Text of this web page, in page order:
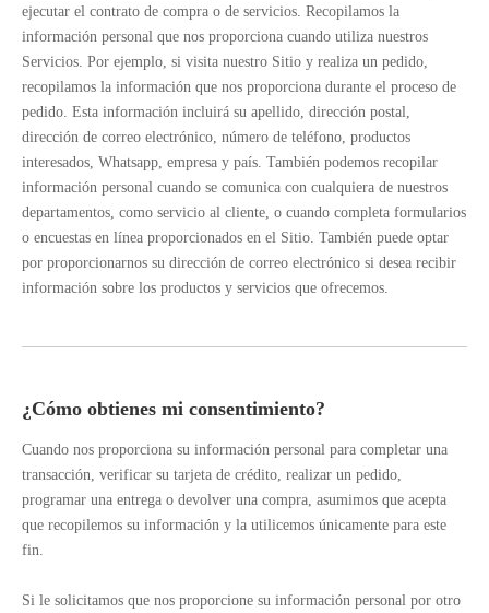
ejecutar el contrato de compra o de servicios. Recopilamos la
información personal que nos proporciona cuando utiliza nuestros
Servicios. Por ejemplo, si visita nuestro Sitio y realiza un pedido,
recopilamos la información que nos proporciona durante el proceso de
pedido. Esta información incluirá su apellido, dirección postal,
dirección de correo electrónico, número de teléfono, productos
interesados, Whatsapp, empresa y país. También podemos recopilar
información personal cuando se comunica con cualquiera de nuestros
departamentos, como servicio al cliente, o cuando completa formularios
o encuestas en línea proporcionados en el Sitio. También puede optar
por proporcionarnos su dirección de correo electrónico si desea recibir
información sobre los productos y servicios que ofrecemos.
¿Cómo obtienes mi consentimiento?
Cuando nos proporciona su información personal para completar una
transacción, verificar su tarjeta de crédito, realizar un pedido,
programar una entrega o devolver una compra, asumimos que acepta
que recopilemos su información y la utilicemos únicamente para este
fin.
Si le solicitamos que nos proporcione su información personal por otro